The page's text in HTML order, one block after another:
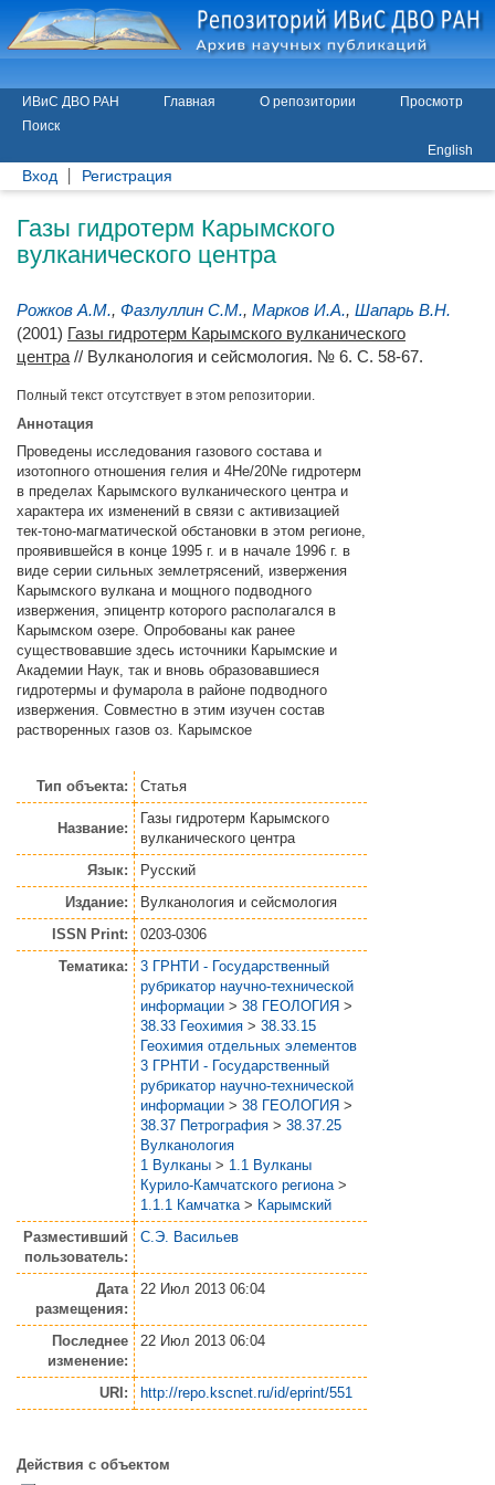
ИВиС ДВО РАН Главная О репозитории
Просмотр
Поиск
English
Вход Регистрация
Газы гидротерм Карымского
вулканического центра
Рожков А.М., Фазлуллин С.М., Марков И.А., Шапарь В.Н.
(2001) Газы гидротерм Карымского вулканического
центра // Вулканология и сейсмология. № 6. С. 58-67.
Полный текст отсутствует в этом репозитории.
Аннотация
Проведены исследования газового состава и
изотопного отношения гелия и 4He/20Ne гидротерм
в пределах Карымского вулканического центра и
характера их изменений в связи с активизацией
тек-тоно-магматической обстановки в этом регионе,
проявившейся в конце 1995 г. и в начале 1996 г. в
виде серии сильных землетрясений, извержения
Карымского вулкана и мощного подводного
извержения, эпицентр которого располагался в
Карымском озере. Опробованы как ранее
существовавшие здесь источники Карымские и
Академии Наук, так и вновь образовавшиеся
гидротермы и фумарола в районе подводного
извержения. Совместно в этим изучен состав
растворенных газов оз. Карымское
Тип объекта: Статья
Название:
Газы гидротерм Карымского
вулканического центра
Язык:
Русский
Издание:
Вулканология и сейсмология
ISSN Print:
0203-0306
Тематика:
3 ГРНТИ - Государственный
рубрикатор научно-технической
информации > 38 ГЕОЛОГИЯ >
38.33 Геохимия > 38.33.15
Геохимия отдельных элементов
3 ГРНТИ - Государственный
рубрикатор научно-технической
информации > 38 ГЕОЛОГИЯ >
38.37 Петрография > 38.37.25
Вулканология
1 Вулканы > 1.1 Вулканы
Курило-Камчатского региона >
1.1.1 Камчатка > Карымский
Разместивший
пользователь:
С.Э. Васильев
Дата
размещения:
22 Июл 2013 06:04
Последнее
изменение:
22 Июл 2013 06:04
URI: http://repo.kscnet.ru/id/eprint/551
Действия с объектом